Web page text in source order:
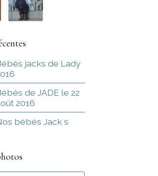
jacks de Lady
de JADE le 22
2016
bébés Jack s